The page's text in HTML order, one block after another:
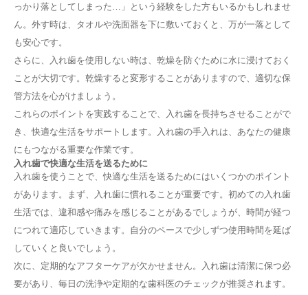
っかり落としてしまった…」という経験をした方もいるかもしれませ
ん。外す時は、タオルや洗面器を下に敷いておくと、万が一落として
も安心です。
さらに、入れ歯を使用しない時は、乾燥を防ぐために水に浸けておく
ことが大切です。乾燥すると変形することがありますので、適切な保
管方法を心がけましょう。
これらのポイントを実践することで、入れ歯を長持ちさせることがで
き、快適な生活をサポートします。入れ歯の手入れは、あなたの健康
にもつながる重要な作業です。
入れ歯で快適な生活を送るために
入れ歯を使うことで、快適な生活を送るためにはいくつかのポイント
があります。まず、入れ歯に慣れることが重要です。初めての入れ歯
生活では、違和感や痛みを感じることがあるでしょうが、時間が経つ
につれて適応していきます。自分のペースで少しずつ使用時間を延ば
していくと良いでしょう。
次に、定期的なアフターケアが欠かせません。入れ歯は清潔に保つ必
要があり、毎日の洗浄や定期的な歯科医のチェックが推奨されます。